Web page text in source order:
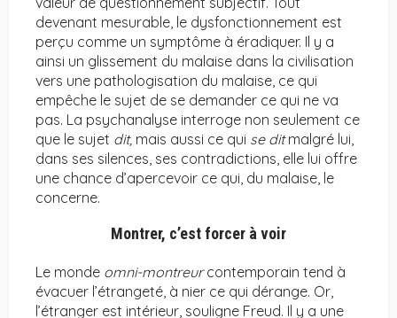
devenant mesurable, le dysfonctionnement est
perçu comme un symptôme à éradiquer. Il y a
ainsi un glissement du malaise dans la civilisation
vers une pathologisation du malaise, ce qui
empêche le sujet de se demander ce qui ne va
pas. La psychanalyse interroge non seulement ce
que le sujet dit, mais aussi ce qui se ditmalgré lui,
dans ses silences, ses contradictions, elle lui offre
une chance d’apercevoir ce qui, du malaise, le
concerne.
Montrer, c’est forcer à voir
Le monde omni-montreurcontemporain tend à
évacuer l’étrangeté, à nier ce qui dérange. Or,
l’étranger est intérieur, souligne Freud. Il y a une